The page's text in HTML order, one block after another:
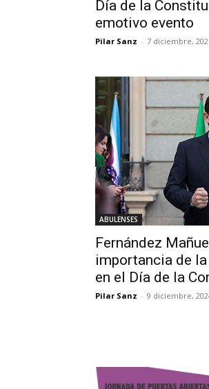
Día de la
emotivo evento
Pilar Sanz - 7 diciembre,
ABULENSES
Fernández
importancia de
en el Día de la
Pilar Sanz - 9 diciembre,